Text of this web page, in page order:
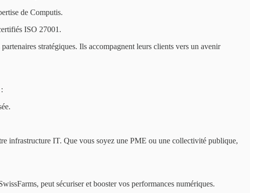
de Computis.
ISO 27001.
stratégiques. Ils accompagnent leurs clients vers un avenir
infrastructure IT. Que vous soyez une PME ou une collectivité publique,
peut sécuriser et booster vos performances numériques.